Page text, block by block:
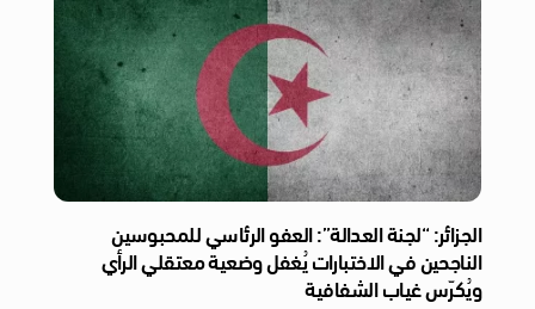
الجزائر: “لجنة العدالة”: العفو الرئاسي للمحبوسين
الناجحين في الاختبارات يُغفل وضعية معتقلي الرأي
ويُكرّس غياب الشفافية